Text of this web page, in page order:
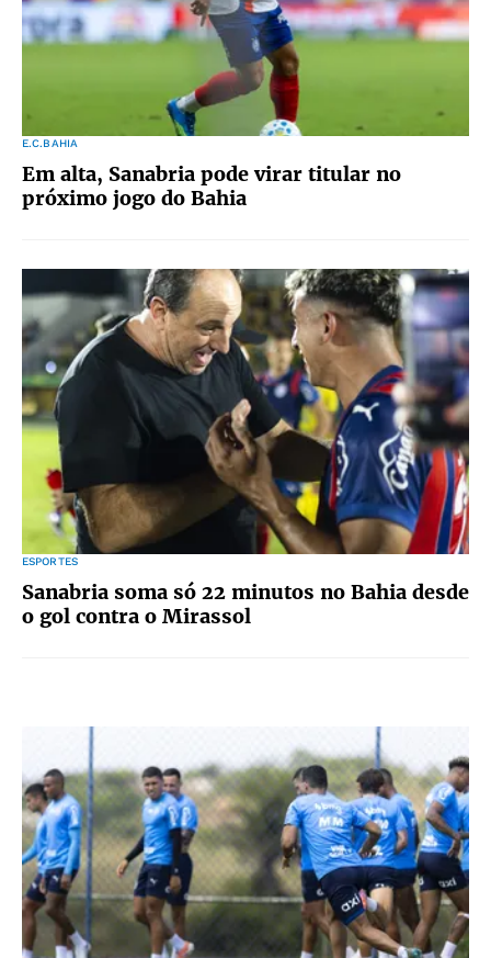
E.C.BAHIA
Em alta, Sanabria pode virar titular no
próximo jogo do Bahia
ESPORTES
Sanabria soma só 22 minutos no Bahia desde
o gol contra o Mirassol